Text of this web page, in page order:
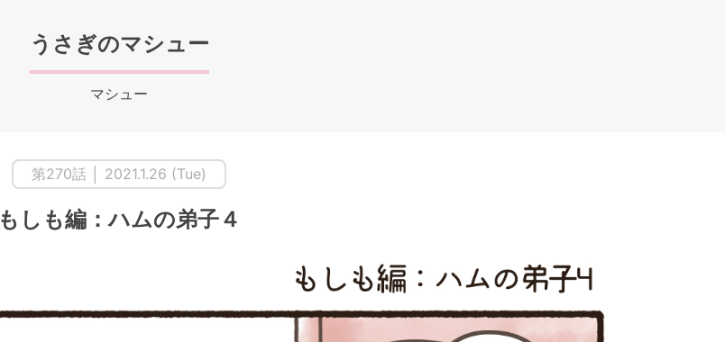
うさぎのマシュー
マシュー
第270話 │ 2021.1.26 (Tue)
もしも編：ハムの弟子４